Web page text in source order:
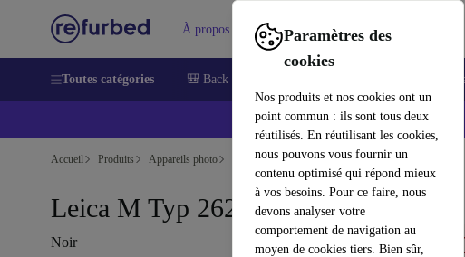
Paramètres des
cookies
Nos produits et nos cookies ont un
point commun : ils sont tous deux
réutilisés. En réutilisant les cookies,
nous pouvons vous fournir un
contenu optimisé qui répond mieux
à vos besoins. Pour ce faire, nous
devons analyser votre
comportement de navigation au
moyen de cookies tiers. Bien sûr,
À propos Aide
Toutes catégories 🎒 Back to school
💰-
Accueil Produits Appareils photo Appareils photo hybrides
Leica M Typ 262
Noir